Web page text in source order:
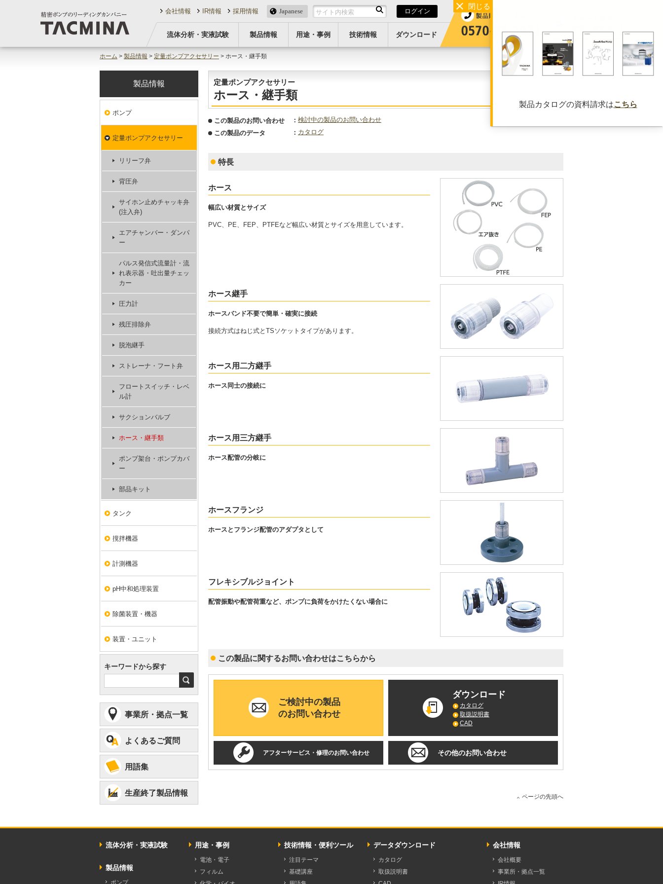
会社情報 IR情報 採用情報 Japanese ログイン
流体分析・実液試験 製品情報 用途・事例 技術情報 ダウンロード
ホーム > 製品情報 > 定量ポンプアクセサリー > ホース・継手類
定量ポンプアクセサリー
ホース・継手類
この製品のお問い合わせ
検討中の製品のお問い合わせ
この製品のデータ
カタログ
特長
ホース
幅広い材質とサイズ
PVC、PE、FEP、PTFEなど幅広い材質とサイズを用意しています。
ホース継手
ホースバンド不要で簡単・確実に接続
接続方式はねじ式とTSソケットタイプがあります。
ホース用二方継手
ホース同士の接続に
ホース用三方継手
ホース配管の分岐に
ホースフランジ
ホースとフランジ配管のアダプタとして
フレキシブルジョイント
配管振動や配管荷重など、ポンプに負荷をかけたくない場合に
この製品に関するお問い合わせはこちらから
ご検討中の製品
のお問い合わせ
ダウンロード
カタログ
取扱説明書
CAD
アフターサービス・修理のお問い合わせ その他のお問い合わせ
製品カタログの資料請求はこちら
ページの先頭へ
製品情報
ポンプ
定量ポンプアクセサリー
リリーフ弁
背圧弁
サイホン止めチャッキ弁
(注入弁)
エアチャンバー・ダンパ
ー
パルス発信式流量計・流
れ表示器・吐出量チェッ
カー
圧力計
残圧排除弁
脱泡継手
ストレーナ・フート弁
フロートスイッチ・レベ
ル計
サクションバルブ
ホース・継手類
ポンプ架台・ポンプカバ
ー
部品キット
タンク
撹拌機器
計測機器
pH中和処理装置
除菌装置・機器
装置・ユニット
キーワードから探す
検
索
事業所・拠点一覧
よくあるご質問
用語集
生産終了製品情報
流体分析・実液試験
製品情報
ポンプ
用途・事例
電池・電子
フィルム
技術情報・便利ツール
注目テーマ
基礎講座
データダウンロード
カタログ
取扱説明書
会社情報
会社概要
事業所・拠点一覧